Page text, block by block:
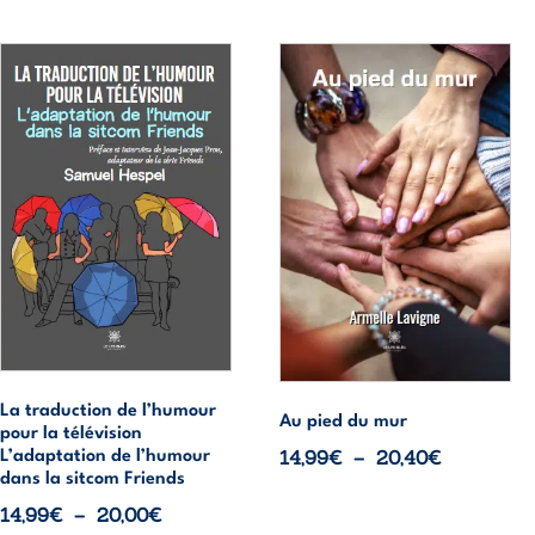
La traduction de l’humour
pour la télévision
L’adaptation de l’humour
dans la sitcom Friends
14,99€ – 20,00€Plage
produit
plusieurs
variations.
Les
options
peuvent
être
choisies
page
du
produit
Au pied du mur
14,99€ – 20,40€Plage
Ce
produit
plusieurs
variations.
Les
options
peuvent
être
choisies
la
page
du
produit